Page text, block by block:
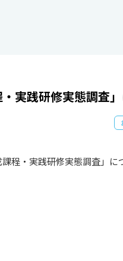
実践研修実態調査
程・実践研修実態調査」に